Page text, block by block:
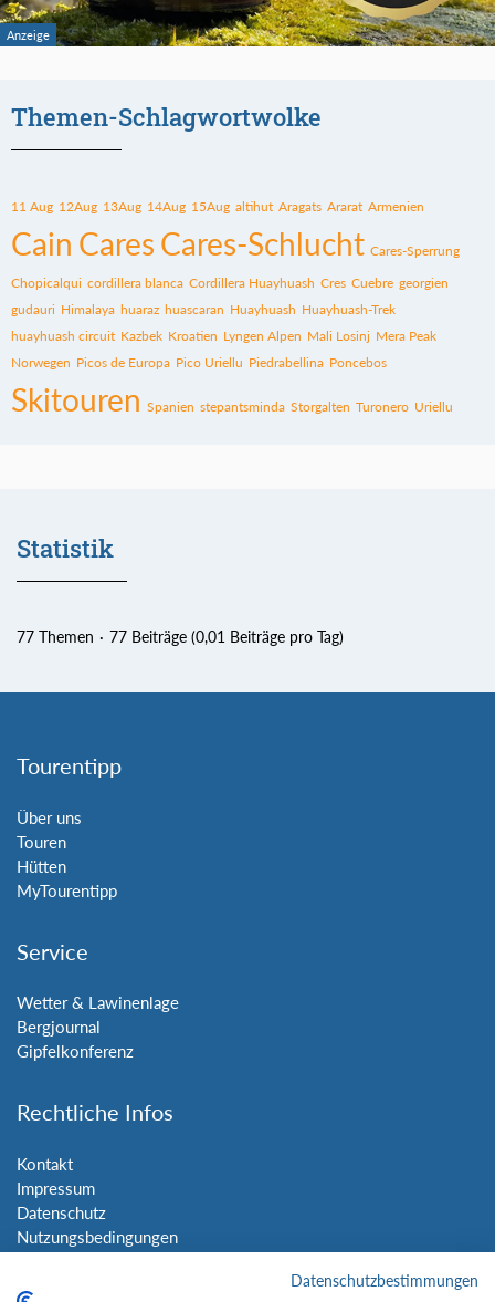
Themen-Schlagwortwolke
11 Aug 12Aug 13Aug 14Aug 15Aug altihut Aragats Ararat Armenien
Cain Cares Cares-Schlucht Cares-Sperrung
Chopicalqui cordillera blanca Cordillera Huayhuash Cres Cuebre georgien
gudauri Himalaya huaraz huascaran Huayhuash Huayhuash-Trek
huayhuash circuit Kazbek Kroatien Lyngen Alpen Mali Losinj Mera Peak
Norwegen Picos de Europa Pico Uriellu Piedrabellina Poncebos
Skitouren Spanien stepantsminda Storgalten Turonero Uriellu
Statistik
77 Themen 77 Beiträge (0,01 Beiträge pro Tag)
Tourentipp
Über uns
Touren
Hütten
MyTourentipp
Service
Wetter & Lawinenlage
Bergjournal
Gipfelkonferenz
Rechtliche Infos
Kontakt
Impressum
Datenschutz
Nutzungsbedingungen
Datenschutzbestimmungen